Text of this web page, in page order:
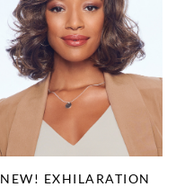
NEW! EXHILARATION